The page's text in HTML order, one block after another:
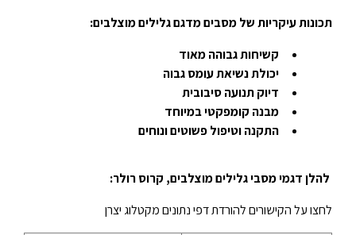
תכונות עיקריות של מסבים מדגם גלילים מוצלבים:
קשיחות גבוהה מאוד
יכולת נשיאת עומס גבוה
דיוק תנועה סיבובית
מבנה קומפקטי במיוחד
התקנה וטיפול פשוטים ונוחים
להלן דגמי מסבי גלילים מוצלבים, קרוס רולר:
לחצו על הקישורים להורדת דפי נתונים מקטלוג יצרן